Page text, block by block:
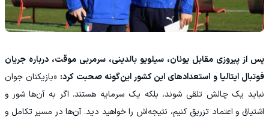
پس از پیروزی مقابل یونان، سیلویو بالدینی، سرمربی موقت، درباره جریان
فوتبال ایتالیا و استعدادهای این کشور این‌گونه صحبت کرد: «بازیکنان جوان
نباید یک چالش تلقی شوند، بلکه یک سرمایه هستند. اگر به آن‌ها شور و
اشتیاق و اعتماد تزریق کنیم، نتیجه‌اش را خواهید دید. آن‌ها در مسیر تکامل و